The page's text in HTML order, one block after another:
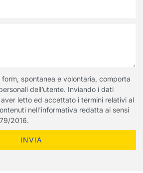
spontanea e volontaria, comporta
dell’utente. Inviando i dati
letto ed accettato i termini relativi al
nell'informativa redatta ai sensi
2016.
INVIA